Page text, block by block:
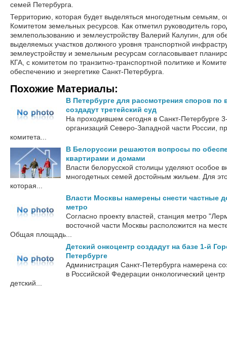
семей Петербурга.
Территорию, которая будет выделяться многодетным семьям,
Комитетом земельных ресурсов. Как отметил руководитель
землепользованию и землеустройству Валерий Калугин, для
выделяемых участков должного уровня транспортной
землеустройству и земельным ресурсам согласовывает
КГА, с комитетом по транзитно-транспортной политике и
обеспечению и энергетике Санкт-Петербурга.
Похожие Материалы:
В Петербурге для рассмотрения споров по
создадут третейский суд
На проходившем сегодня в Санкт-Петербурге
организаций Северо-Западной части России,
комитета...
В Белоруссии решаются вопросы по
квартирами и домами
Власти белорусской столицы уделяют особое
многодетных семей достойным жильем. Для
которая...
Власти Москвы намерены снести частные
метро
Согласно проекту властей, станция метро
восточной части Москвы расположится на
Общая площадь...
Детский онкоцентр создадут на базе 1-й
Петербурге
Администрация Санкт-Петербурга намерена
в Российской Федерации онкологический
детский...